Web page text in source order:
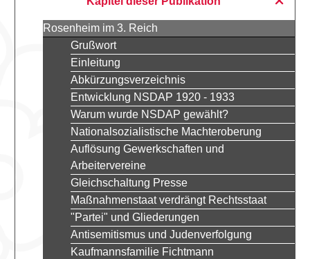
Rosenheim im 3. Reich
Grußwort
Einleitung
Abkürzungsverzeichnis
Entwicklung NSDAP 1920 - 1933
Warum wurde NSDAP gewählt?
Nationalsozialistische Machteroberung
Auflösung Gewerkschaften und
Arbeitervereine
Gleichschaltung Presse
Maßnahmenstaat verdrängt Rechtsstaat
"Partei" und Gliederungen
Antisemitismus und Judenverfolgung
Kaufmannsfamilie Fichtmann